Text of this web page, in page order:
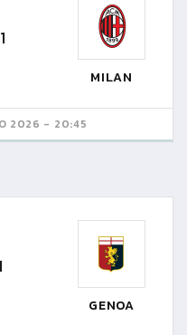
1
MILAN
2026 - 20:45
GENOA